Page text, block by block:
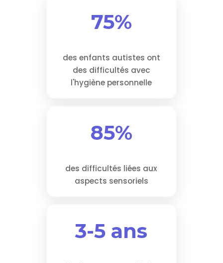
75%
des enfants autistes ont
des difficultés avec
l'hygiène personnelle
85%
des difficultés liées aux
aspects sensoriels
3-5 ans